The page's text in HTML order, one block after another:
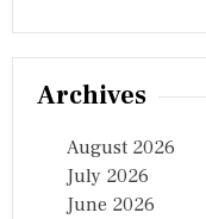
Archives
August 2026
July 2026
June 2026